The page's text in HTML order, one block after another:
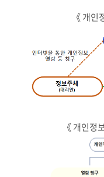
《 개인
《 개인정